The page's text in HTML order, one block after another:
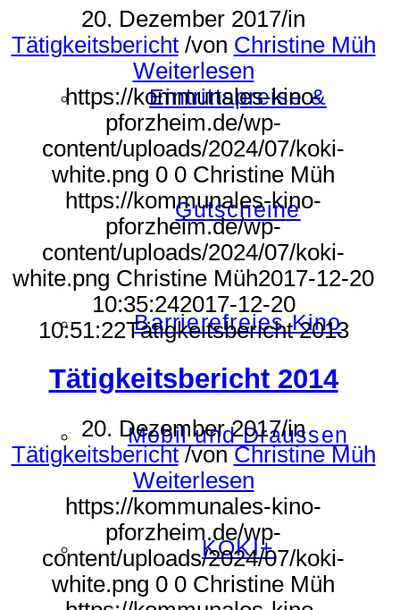
Eintrittspreise &
Gutscheine
Barrierefreies Kino
Mobil und Draussen
KOKI+
20. Dezember 2017/in
Tätigkeitsbericht /von Christine Müh
Weiterlesen
https://kommunales-kino-
pforzheim.de/wp-
content/uploads/2024/07/koki-
white.png 0 0 Christine Müh
https://kommunales-kino-
pforzheim.de/wp-
content/uploads/2024/07/koki-
white.png Christine Müh2017-12-20
10:35:242017-12-20
10:51:22Tätigkeitsbericht 2013
Tätigkeitsbericht 2014
20. Dezember 2017/in
Tätigkeitsbericht /vonChristine Müh
Weiterlesen
https://kommunales-kino-
pforzheim.de/wp-
content/uploads/2024/07/koki-
white.png 0 0 Christine Müh